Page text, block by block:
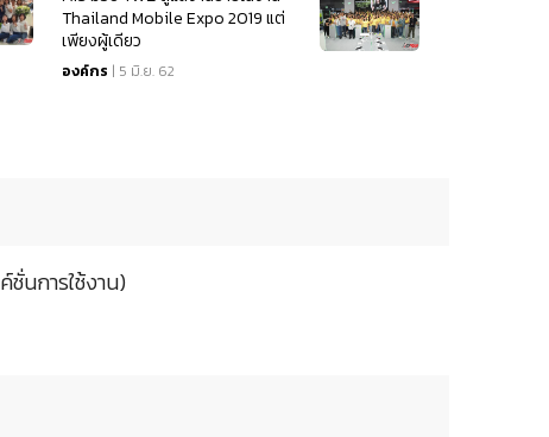
Thailand Mobile Expo 2019 แต่
เพียงผู้เดียว
องค์กร | 5 มิ.ย. 62
นการใช้งาน)